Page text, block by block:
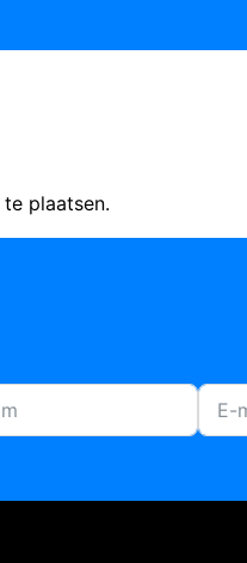
plaatsen.